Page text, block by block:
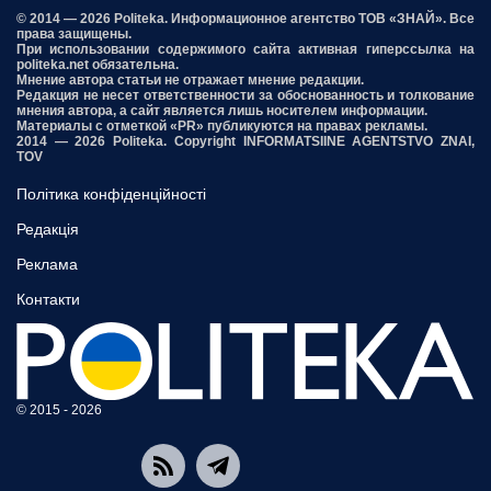
© 2014 — 2026 Politeka. Информационное агентство ТОВ «ЗНАЙ». Все
права защищены.
При использовании содержимого сайта активная гиперссылка на
politeka.net обязательна.
Мнение автора статьи не отражает мнение редакции.
Редакция не несет ответственности за обоснованность и толкование
мнения автора, а сайт является лишь носителем информации.
Материалы с отметкой «PR» публикуются на правах рекламы.
2014 — 2026 Politeka. Copyright INFORMATSIINE AGENTSTVO ZNAI,
TOV
Політика конфіденційності
Редакція
Реклама
Контакти
© 2015 - 2026